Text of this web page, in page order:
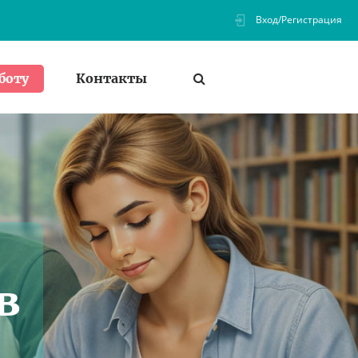
Вход/Регистрация
Контакты